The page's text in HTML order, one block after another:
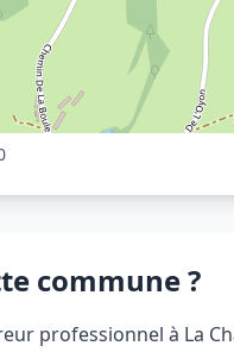
commune ?
professionnel à La